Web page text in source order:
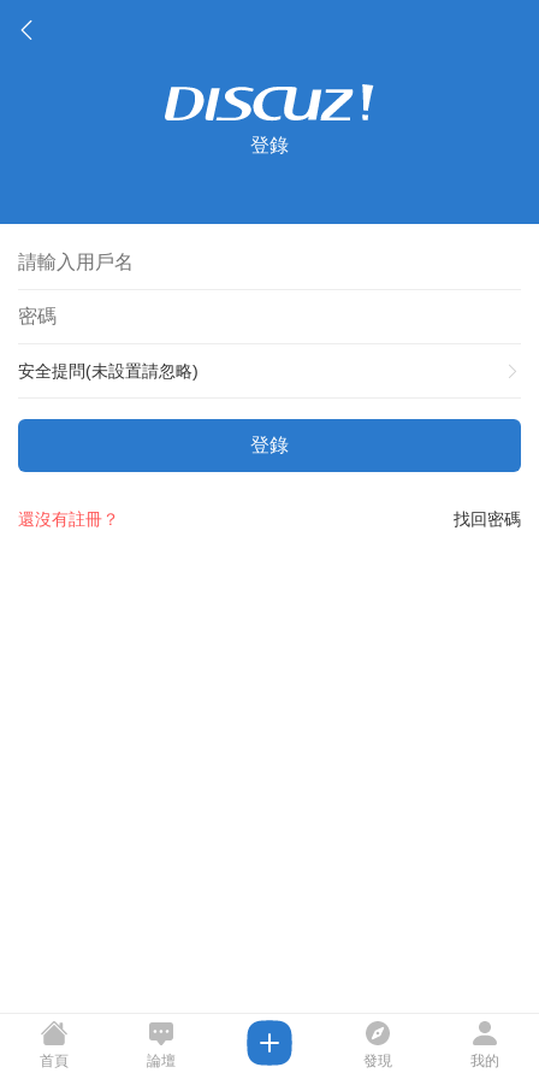
登錄
安全提問(未設置請忽略)
登錄
找回密碼
還沒有註冊？
首頁 論壇 發現 我的